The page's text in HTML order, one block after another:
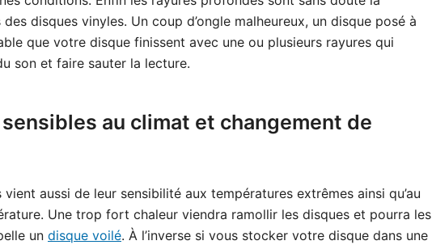
disques vinyles. Un coup d’ongle malheureux, un disque posé à
que votre disque finissent avec une ou plusieurs rayures qui
son et faire sauter la lecture.
au climat et changement de
aussi de leur sensibilité aux températures extrêmes ainsi qu’au
Une trop fort chaleur viendra ramollir les disques et pourra les
un disque voilé. À l’inverse si vous stocker votre disque dans une